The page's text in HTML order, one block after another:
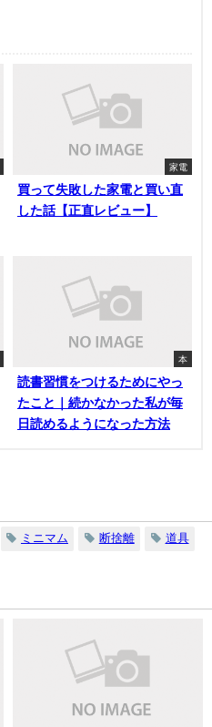
家電
買って失敗した家電と買い直
した話【正直レビュー】
本
読書習慣をつけるためにやっ
たこと｜続かなかった私が毎
日読めるようになった方法
ミニマム 断捨離 道具